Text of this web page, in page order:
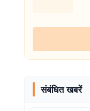
संबंधित खबरें